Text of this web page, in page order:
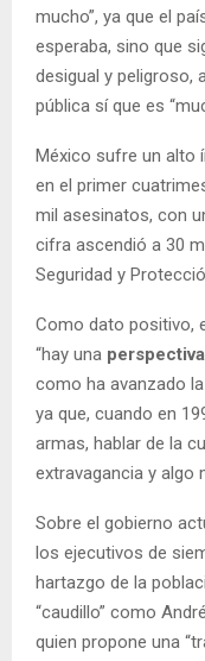
mucho”, ya que el
esperaba, sino que
desigual y peligroso,
pública sí que es
México sufre un alto
en el primer
mil asesinatos, con
cifra ascendió a 30
Seguridad y
Como dato positivo,
“hay una perspectiva
como ha avanzado
ya que, cuando en
armas, hablar de la
extravagancia y algo
Sobre el gobierno
los ejecutivos de
hartazgo de la
“caudillo” como
quien propone una